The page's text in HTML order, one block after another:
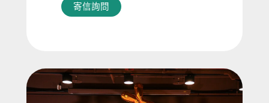
寄信詢問